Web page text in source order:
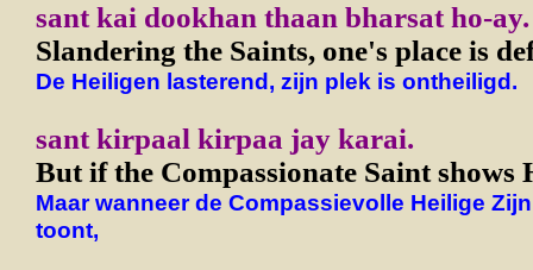
sant kai dookhan thaan bharsat ho-ay.
Slandering the Saints, one's place is
De Heiligen lasterend, zijn plek is ontheiligd.
sant kirpaal kirpaa jay karai.
But if the Compassionate Saint shows
Maar wanneer de Compassievolle Heilige
toont,